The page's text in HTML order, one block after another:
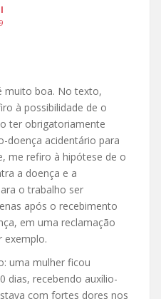
muito boa. No texto,
à possibilidade de o
ter obrigatoriamente
doença acidentário para
me refiro à hipótese de o
a doença e a
o trabalho ser
após o recebimento
em uma reclamação
exemplo.
uma mulher ficou
dias, recebendo auxílio-
com fortes dores nos